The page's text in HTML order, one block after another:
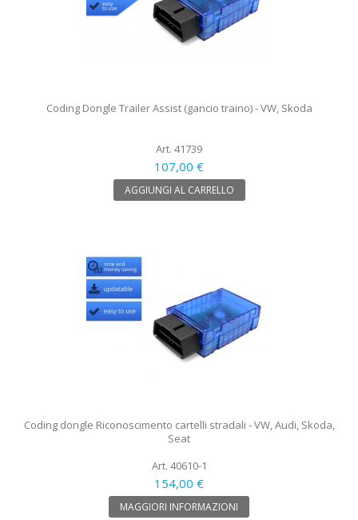
Coding Dongle Trailer Assist (gancio traino) - VW, Skoda
Art. 41739
107,00 €
AGGIUNGI AL CARRELLO
Coding dongle Riconoscimento cartelli stradali - VW, Audi, Skoda,
Seat
Art. 40610-1
154,00 €
MAGGIORI INFORMAZIONI